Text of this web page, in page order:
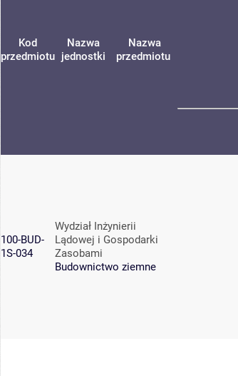
Kod
przedmiotu
Nazwa
jednostki
Nazwa
przedmiotu
100-BUD-
1S-034
Wydział Inżynierii
Lądowej i Gospodarki
Zasobami
Budownictwo ziemne